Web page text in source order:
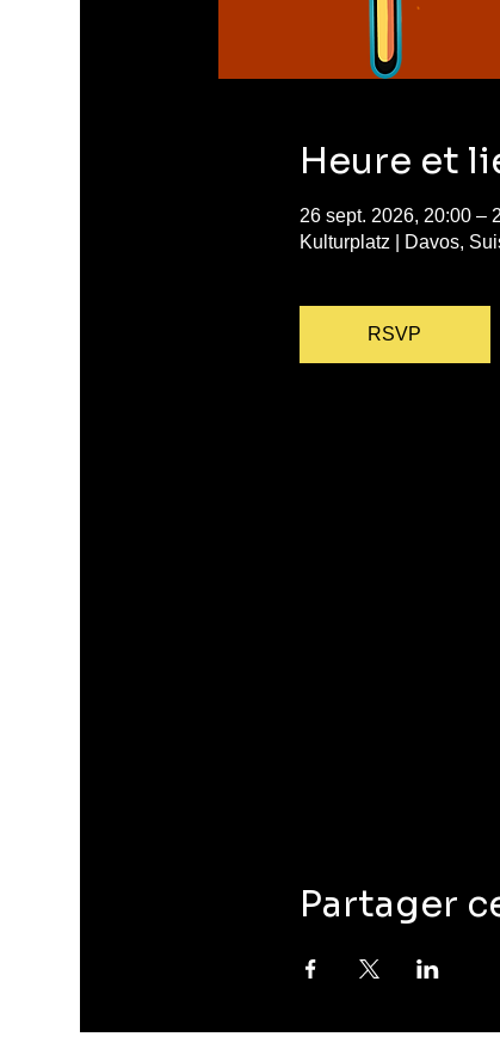
Heure et
26 sept. 2026, 20:00 –
Kulturplatz | Davos,
RSVP
Partager